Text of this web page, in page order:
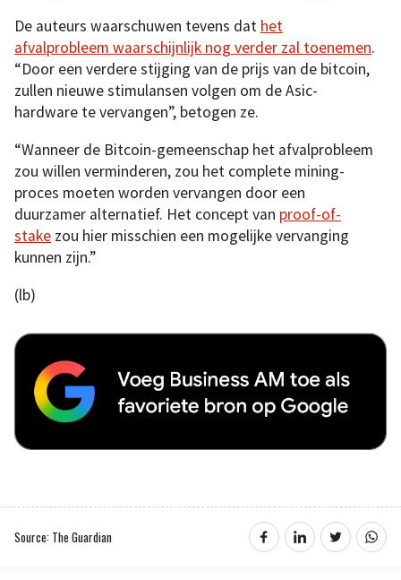
De auteurs waarschuwen tevens dat het
afvalprobleem waarschijnlijk nog verder zal toenemen.
“Door een verdere stijging van de prijs van de bitcoin,
zullen nieuwe stimulansen volgen om de Asic-
hardware te vervangen”, betogen ze.
“Wanneer de Bitcoin-gemeenschap het afvalprobleem
zou willen verminderen, zou het complete mining-
proces moeten worden vervangen door een
duurzamer alternatief. Het concept van proof-of-
stake zou hier misschien een mogelijke vervanging
kunnen zijn.”
(lb)
Source: The Guardian